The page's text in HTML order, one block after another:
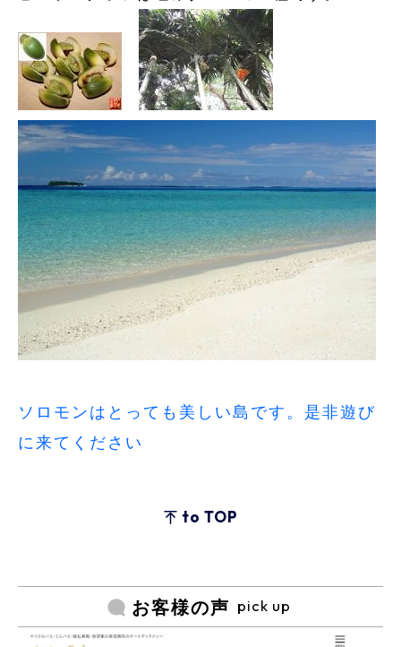
ソロモンはとっても美しい島です。是非遊び
に来てください
to TOP
お客様の声 pick up